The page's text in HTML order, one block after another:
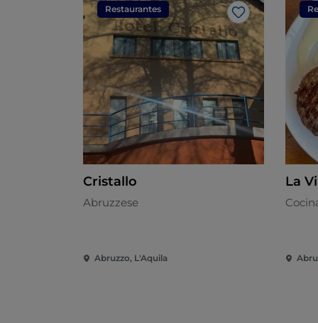
Restaurantes
Me gusta
Cristallo
Abruzzese
Abruzzo, L'Aquila
La